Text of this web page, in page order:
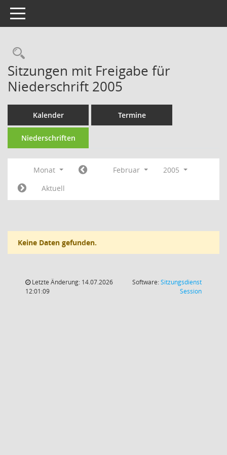
Toggle navigation
Rechercheauswahl
Sitzungen mit Freigabe für
Niederschrift 2005
Kalender Termine
Niederschriften
Monat Februar
2005
Aktuell
Keine Daten gefunden.
Letzte Änderung: 14.07.2026
12:01:09
Software:Sitzungsdienst
Session(Wird in